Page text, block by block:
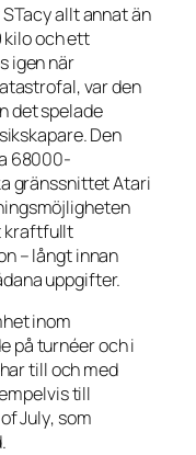
allt annat än
kilo och ett
igen när
var den
det spelade
Den
68000-
gränssnittet Atari
kraftfullt
– långt innan
uppgifter.
inom
på turnéer och i
till och med
till
July, som